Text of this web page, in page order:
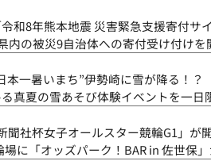
和8年熊本地震 災害緊急支援寄付サ
内の被災9自治体への寄付受け付けを
本一暑いまち”伊勢崎に雪が降る！？
真夏の雪あそび体験イベントを一日
聞社杯女子オールスター競輪G1」が
場に「オッズパーク！BAR in 佐世保